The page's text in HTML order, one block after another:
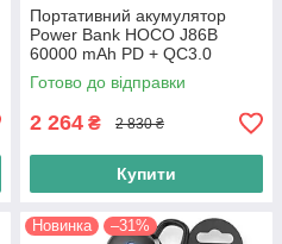
Портативний акумулятор
Power Bank HOCO J86B
60000 mAh PD + QC3.0
22.5W Павербанк зі швидким
заряджанням і ліхтариком,
Готово до відправки
2 264 ₴ 2 830 ₴
Купити
Новинка –31%